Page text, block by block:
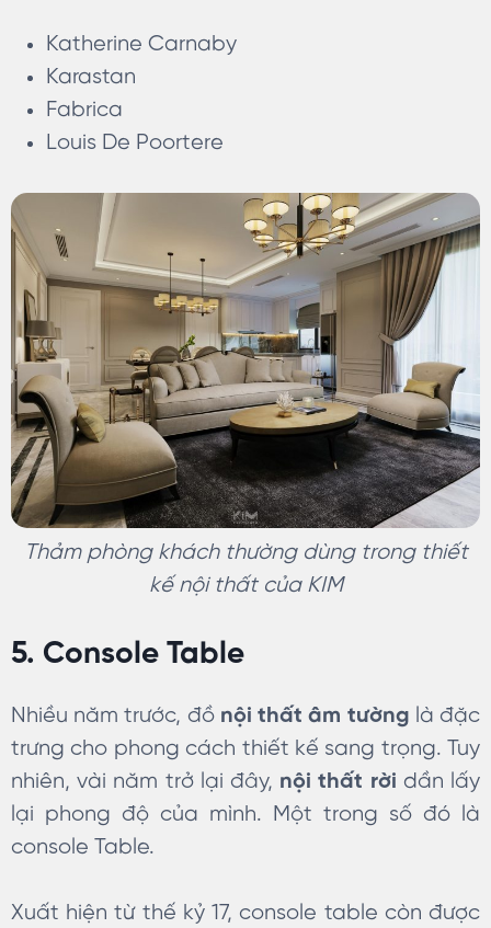
Katherine Carnaby
Karastan
Fabrica
Louis De Poortere
Thảm phòng khách thường dùng trong thiết
kế nội thất của KIM
5. Console Table
Nhiều năm trước, đồ nội thất âm tường là đặc
trưng cho phong cách thiết kế sang trọng. Tuy
nhiên, vài năm trở lại đây, nội thất rời dần lấy
lại phong độ của mình. Một trong số đó là
console Table.
Xuất hiện từ thế kỷ 17, console table còn được